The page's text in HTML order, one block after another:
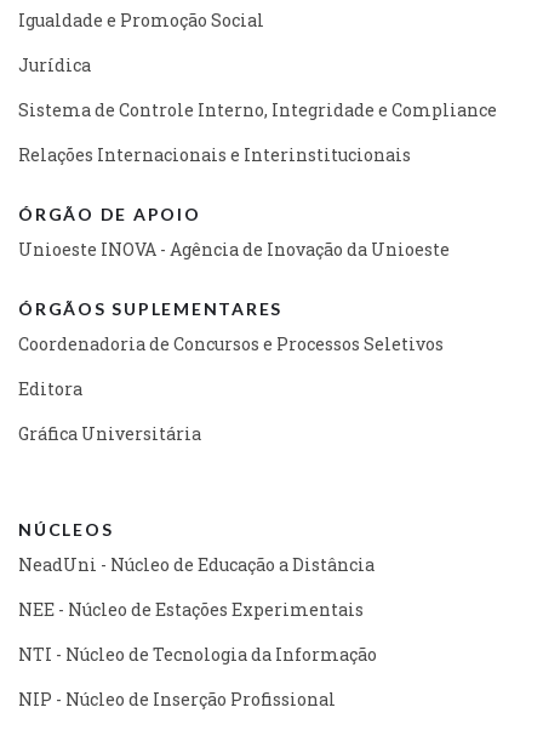
Igualdade e Promoção Social
Jurídica
Sistema de Controle Interno, Integridade e Compliance
Relações Internacionais e Interinstitucionais
ÓRGÃO DE APOIO
Unioeste INOVA - Agência de Inovação da Unioeste
ÓRGÃOS SUPLEMENTARES
Coordenadoria de Concursos e Processos Seletivos
Editora
Gráfica Universitária
NÚCLEOS
NeadUni - Núcleo de Educação a Distância
NEE - Núcleo de Estações Experimentais
NTI - Núcleo de Tecnologia da Informação
NIP - Núcleo de Inserção Profissional